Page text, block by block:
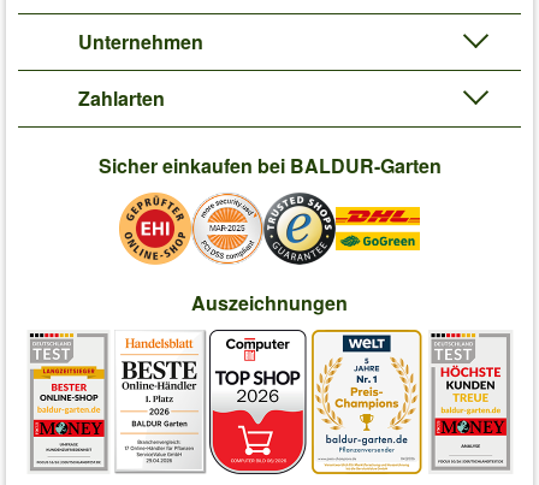
Unternehmen
Zahlarten
Sicher einkaufen bei BALDUR-Garten
Auszeichnungen